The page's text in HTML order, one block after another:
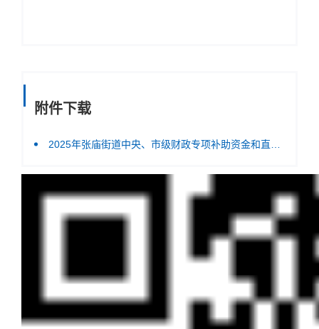
附件下载
2025年张庙街道中央、市级财政专项补助资金和直达资金分配结果表.pdf